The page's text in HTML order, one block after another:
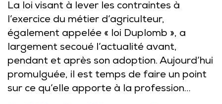
La loi visant à lever les contraintes à
l’exercice du métier d’agriculteur,
également appelée « loi Duplomb », a
largement secoué l’actualité avant,
pendant et après son adoption. Aujourd’hui
promulguée, il est temps de faire un point
sur ce qu’elle apporte à la profession…